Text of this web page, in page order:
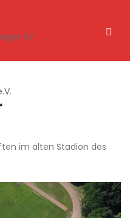
im alten Stadion des